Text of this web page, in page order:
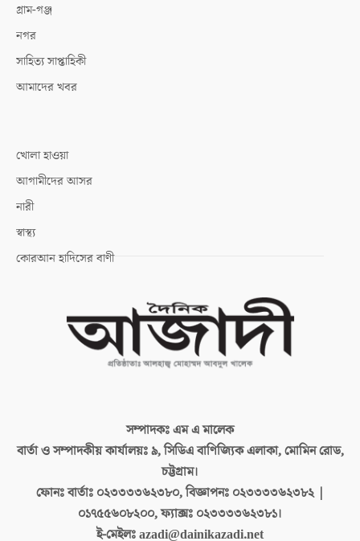
গ্রাম-গঞ্জ
নগর
সাহিত্য সাপ্তাহিকী
আমাদের খবর
খোলা হাওয়া
আগামীদের আসর
নারী
স্বাস্থ্য
কোরআন হাদিসের বাণী
সম্পাদকঃএম এ মালেক
বার্তা ও সম্পাদকীয় কার্যালয়ঃ৯, সিডিএ বাণিজ্যিক এলাকা, মোমিন রোড,
চট্টগ্রাম।
ফোনঃ বার্তাঃ ০২৩৩৩৩৬২৩৮০, বিজ্ঞাপনঃ ০২৩৩৩৩৬২৩৮২ |
০১৭৫৫৬০৮২০০, ফ্যাক্সঃ ০২৩৩৩৩৬২৩৮১।
ই-মেইলঃazadi@dainikazadi.net